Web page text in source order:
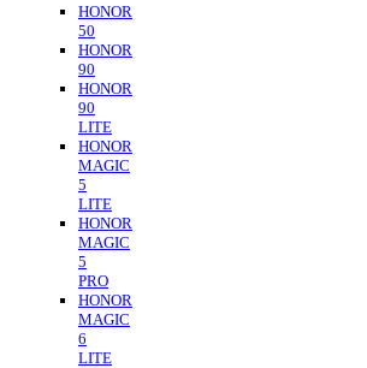
HONOR
50
HONOR
90
HONOR
90
LITE
HONOR
MAGIC
5
LITE
HONOR
MAGIC
5
PRO
HONOR
MAGIC
6
LITE